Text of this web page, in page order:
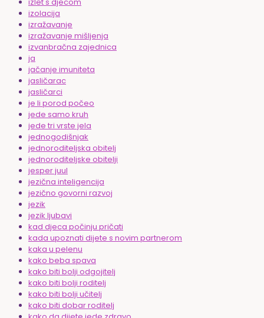
izolacija
izražavanje
izražavanje mišljenja
izvanbračna zajednica
ja
jačanje imuniteta
jasličarac
jasličarci
je li porod počeo
jede samo kruh
jede tri vrste jela
jednogodišnjak
jednoroditeljska obitelj
jednoroditeljske obitelji
jesper juul
jezična inteligencija
jezično govorni razvoj
jezik
jezik ljubavi
kad djeca počinju pričati
kada upoznati dijete s novim partnerom
kaka u pelenu
kako beba spava
kako biti bolji odgojitelj
kako biti bolji roditelj
kako biti bolji učitelj
kako biti dobar roditelj